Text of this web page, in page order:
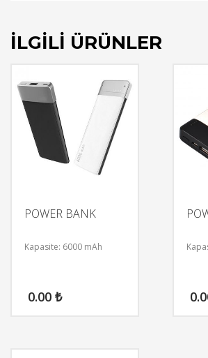
İLGILI ÜRÜNLER
POWER BANK
Kapasite: 6000 mAh
0.00 ₺